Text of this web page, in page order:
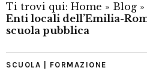
Ti trovi qui: Home » Blog »
Enti locali dell’Emilia-
scuola pubblica
SCUOLA | FORMAZIONE